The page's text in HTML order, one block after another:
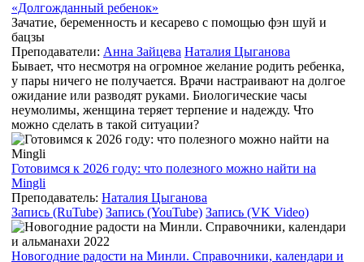
«Долгожданный ребенок»
Зачатие, беременность и кесарево с помощью фэн шуй и
бацзы
Преподаватели: Анна Зайцева Наталия Цыганова
Бывает, что несмотря на огромное желание родить ребенка,
у пары ничего не получается. Врачи настраивают на долгое
ожидание или разводят руками. Биологические часы
неумолимы, женщина теряет терпение и надежду. Что
можно сделать в такой ситуации?
Готовимся к 2026 году: что полезного можно найти на
Mingli
Преподаватель: Наталия Цыганова
Запись (RuTube) Запись (YouTube) Запись (VK Video)
Новогодние радости на Минли. Справочники, календари и